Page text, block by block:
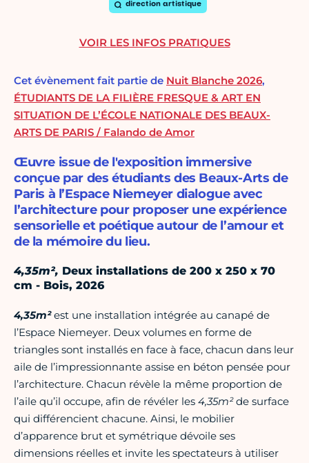
direction artistique
Cet évènement fait partie de Nuit Blanche 2026,
ÉTUDIANTS DE LA FILIÈRE FRESQUE & ART EN
SITUATION DE L’ÉCOLE NATIONALE DES BEAUX-
ARTS DE PARIS / Falando de Amor
Œuvre issue de l'exposition immersive
conçue par des étudiants des Beaux-Arts de
Paris à l’Espace Niemeyer dialogue avec
l’architecture pour proposer une expérience
sensorielle et poétique autour de l’amour et
de la mémoire du lieu.
4,35m², Deux installations de 200 x 250 x 70
cm - Bois, 2026
4,35m²est une installation intégrée au canapé de
l’Espace Niemeyer. Deux volumes en forme de
triangles sont installés en face à face, chacun dans leur
aile de l’impressionnante assise en béton pensée pour
l’architecture. Chacun révèle la même proportion de
l’aile qu’il occupe, afin de révéler les 4,35m²de surface
qui différencient chacune. Ainsi, le mobilier
d’apparence brut et symétrique dévoile ses
dimensions réelles et invite les spectateurs à utiliser
VOIR LES INFOS PRATIQUES